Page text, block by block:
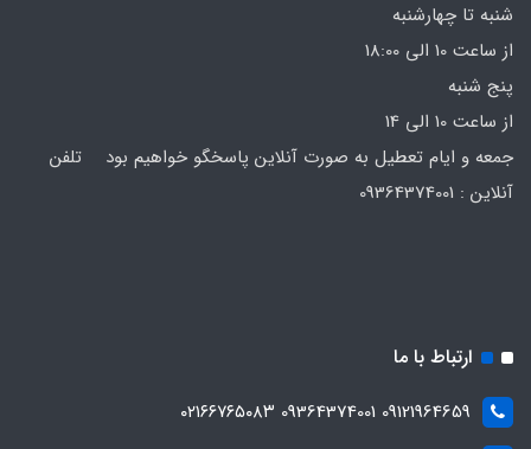
شنبه تا چهارشنبه
از ساعت 10 الی 18:00
پنج شنبه
از ساعت 10 الی 14
جمعه و ایام تعطیل به صورت آنلاین پاسخگو خواهیم بود تلفن
ارتباط با ما
09121964659 09364374001 ۰۲۱۶۶۷۶۵۰۸۳